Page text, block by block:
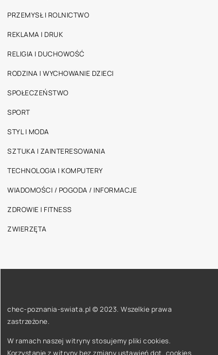
PRZEMYSŁ I ROLNICTWO
REKLAMA I DRUK
RELIGIA I DUCHOWOŚĆ
RODZINA I WYCHOWANIE DZIECI
SPOŁECZEŃSTWO
SPORT
STYL I MODA
SZTUKA I ZAINTERESOWANIA
TECHNOLOGIA I KOMPUTERY
WIADOMOŚCI / POGODA / INFORMACJE
ZDROWIE I FITNESS
ZWIERZĘTA
chec-poznania-swiata.pl © 2023. Wszelkie prawa
zastrzeżone.
W ramach naszej witryny stosujemy pliki cookies.
Korzystanie z witryny bez zmiany ustawień dot. cookies